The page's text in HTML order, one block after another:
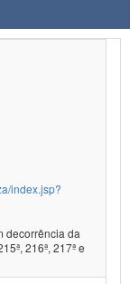
index.jsp?
decorrência da
216ª, 217ª e